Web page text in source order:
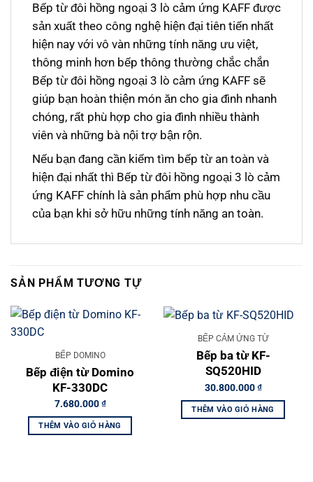
Bếp từ đôi hồng ngoại 3 lò cảm ứng KAFF được
sản xuất theo công nghệ hiện đại tiên tiến nhất
hiện nay với vô vàn những tính năng ưu việt,
thông minh hơn bếp thông thường chắc chắn
Bếp từ đôi hồng ngoại 3 lò cảm ứng KAFF sẽ
giúp bạn hoàn thiện món ăn cho gia đình nhanh
chóng, rất phù hợp cho gia đình nhiều thành
viên và những bà nội trợ bận rộn.
Nếu bạn đang cần kiếm tìm bếp từ an toàn và
hiện đại nhất thì Bếp từ đôi hồng ngoại 3 lò cảm
ứng KAFF chính là sản phẩm phù hợp nhu cầu
của bạn khi sở hữu những tính năng an toàn.
SẢN PHẨM TƯƠNG TỰ
BẾP DOMINO
Bếp điện từ Domino
KF-330DC
7.680.000₫
THÊM VÀO GIỎ HÀNG
BẾP CẢM ỨNG TỪ
Bếp ba từ KF-
SQ520HID
30.800.000₫
THÊM VÀO GIỎ HÀNG